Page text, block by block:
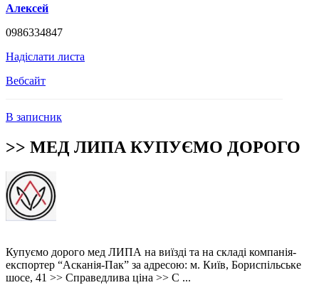
Алексей
0986334847
Надіслати листа
Вебсайт
В записник
>> МЕД ЛИПА КУПУЄМО ДОРОГО
Купуємо дорого мед ЛИПА на виїзді та на складі компанія-
експортер “Асканія-Пак” за адресою: м. Київ, Бориспільське
шосе, 41 >> Справедлива ціна >> С ...